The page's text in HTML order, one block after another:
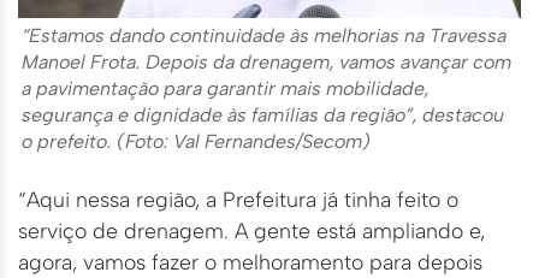
“Estamos dando continuidade às melhorias na Travessa
Manoel Frota. Depois da drenagem, vamos avançar com
a pavimentação para garantir mais mobilidade,
segurança e dignidade às famílias da região”, destacou
o prefeito. (Foto: Val Fernandes/Secom)
“Aqui nessa região, a Prefeitura já tinha feito o
serviço de drenagem. A gente está ampliando e,
agora, vamos fazer o melhoramento para depois